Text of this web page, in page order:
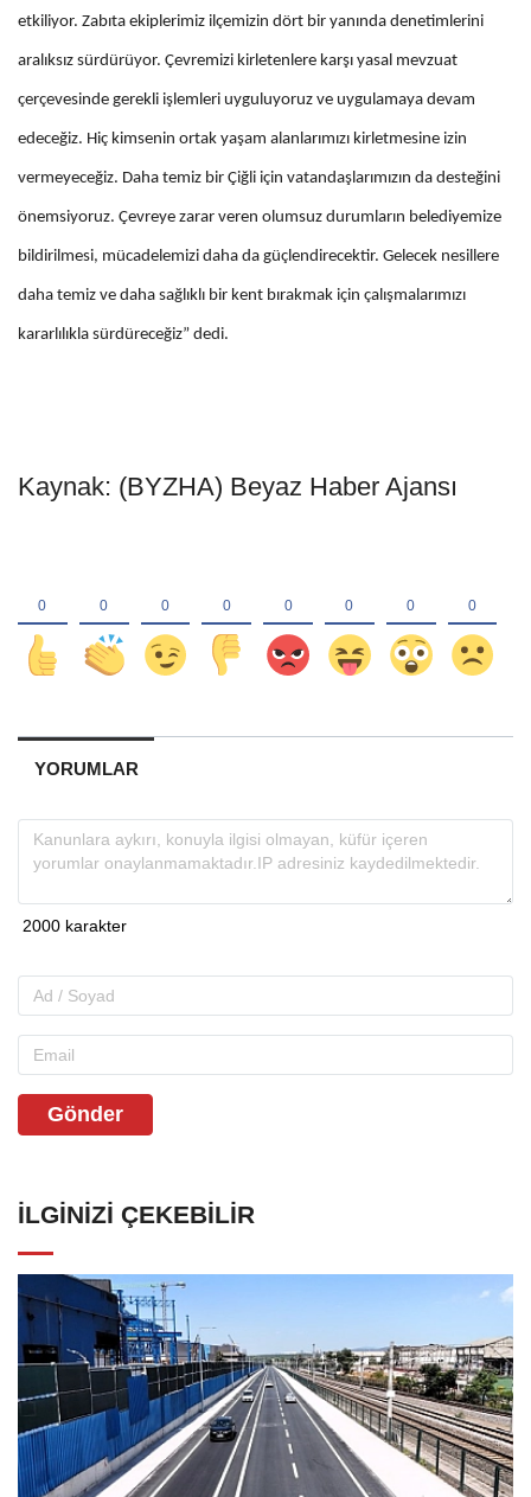
etkiliyor. Zabıta ekiplerimiz ilçemizin dört bir yanında denetimlerini
aralıksız sürdürüyor. Çevremizi kirletenlere karşı yasal mevzuat
çerçevesinde gerekli işlemleri uyguluyoruz ve uygulamaya devam
edeceğiz. Hiç kimsenin ortak yaşam alanlarımızı kirletmesine izin
vermeyeceğiz. Daha temiz bir Çiğli için vatandaşlarımızın da desteğini
önemsiyoruz. Çevreye zarar veren olumsuz durumların belediyemize
bildirilmesi, mücadelemizi daha da güçlendirecektir. Gelecek nesillere
daha temiz ve daha sağlıklı bir kent bırakmak için çalışmalarımızı
kararlılıkla sürdüreceğiz” dedi.
Kaynak: (BYZHA) Beyaz Haber Ajansı
YORUMLAR
Gönder
İLGINIZI ÇEKEBILIR